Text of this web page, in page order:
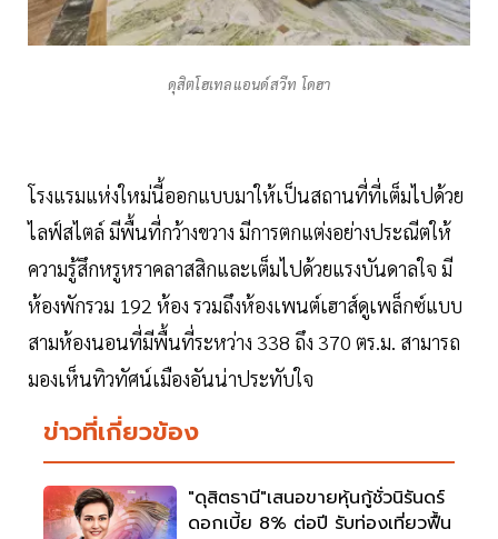
ดุสิตโฮเทลแอนด์สวีท โดฮา
โรงแรมแห่งใหม่นี้ออกแบบมาให้เป็นสถานที่ที่เต็มไปด้วย
ไลฟ์สไตล์ มีพื้นที่กว้างขวาง มีการตกแต่งอย่างประณีตให้
ความรู้สึกหรูหราคลาสสิกและเต็มไปด้วยแรงบันดาลใจ มี
ห้องพักรวม 192 ห้อง รวมถึงห้องเพนต์เฮาส์ดูเพล็กซ์แบบ
สามห้องนอนที่มีพื้นที่ระหว่าง 338 ถึง 370 ตร.ม. สามารถ
มองเห็นทิวทัศน์เมืองอันน่าประทับใจ
ข่าวที่เกี่ยวข้อง
"ดุสิตธานี"เสนอขายหุ้นกู้ชั่วนิรันดร์
ดอกเบี้ย 8% ต่อปี รับท่องเที่ยวฟื้น